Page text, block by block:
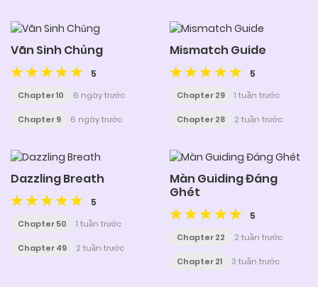
Vãn Sinh Chủng
5
Chapter 10 6 ngày trước
Chapter 9 6 ngày trước
Mismatch Guide
5
Chapter 29 1 tuần trước
Chapter 28 2 tuần trước
Dazzling Breath
5
Chapter 50 1 tuần trước
Chapter 49 2 tuần trước
Màn Guiding Đáng
Ghét
5
Chapter 22 2 tuần trước
Chapter 21 3 tuần trước